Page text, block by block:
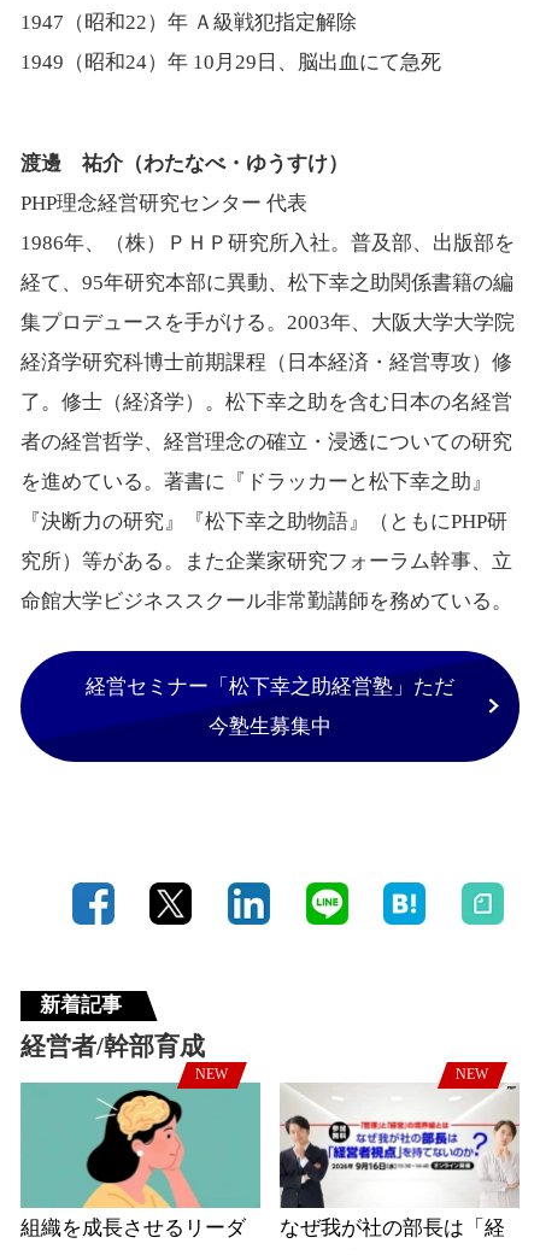
1947（昭和22）年 Ａ級戦犯指定解除
1949（昭和24）年 10月29日、脳出血にて急死
渡邊 祐介（わたなべ・ゆうすけ）
PHP理念経営研究センター 代表
1986年、（株）ＰＨＰ研究所入社。普及部、出版部を
経て、95年研究本部に異動、松下幸之助関係書籍の編
集プロデュースを手がける。2003年、大阪大学大学院
経済学研究科博士前期課程（日本経済・経営専攻）修
了。修士（経済学）。松下幸之助を含む日本の名経営
者の経営哲学、経営理念の確立・浸透についての研究
を進めている。著書に『ドラッカーと松下幸之助』
『決断力の研究』『松下幸之助物語』（ともにPHP研
究所）等がある。また企業家研究フォーラム幹事、立
命館大学ビジネススクール非常勤講師を務めている。
経営セミナー「松下幸之助経営塾」ただ
今塾生募集中
新着記事
経営者/幹部育成
NEW
組織を成長させるリーダ
NEW
なぜ我が社の部長は「経